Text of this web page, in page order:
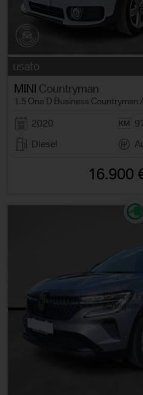
usato
MINI Countryman
1.5 One D Business Countryman
2020
Diesel
16.900